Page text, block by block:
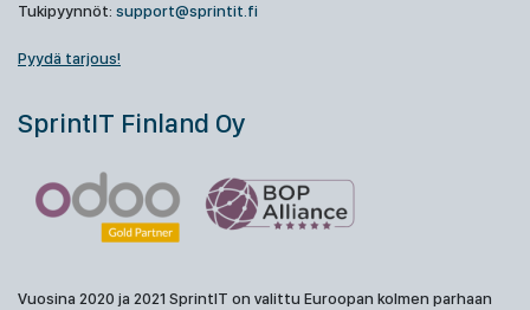
Tukipyynnöt: support@sprintit.fi
Pyydä tarjous!
SprintIT Finland Oy
Vuosina 2020 ja 2021 SprintIT on valittu Euroopan kolmen parhaan